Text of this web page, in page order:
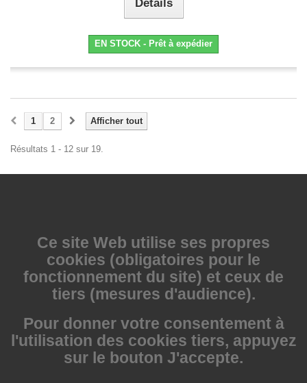
Détails
EN STOCK - Prêt à expédier
Afficher tout
1 2
Résultats 1 - 12 sur 19.
Ce site Web utilise ses propres
cookies (obligatoires pour le
fonctionnement du site) et ceux de
tiers (mesures d'audience).
Pour donner votre consentement à
l'utilisation des cookies tiers, appuyez
sur le bouton J'accepte.